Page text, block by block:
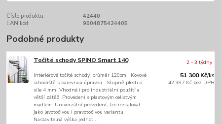
Číslo produktu:
42440
EAN kód:
9004875424405
Podobné produkty
Točité schody SPINO Smart 140
Interiérové točité schody, průměr 120cm. Kovové
schodiště s barevnou úpravou. Stupně plech o
síle 4 mm. Vhodné i pro industriální použití a
větší zátěž. Provedení s plastovým celistvým
madlem. Univerzální provedení, lze instalovat
jako levotočivou i pravotočivou variantu.
Nastavitelná výška jednot...
51 300 Kč/ks
42 397 Kč bez DPH
2 - 3 týdny